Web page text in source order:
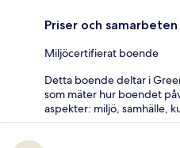
Priser och samarbeten
Miljöcertifierat boende
Detta boende deltar i
som mäter hur boendet
aspekter: miljö, samhälle,